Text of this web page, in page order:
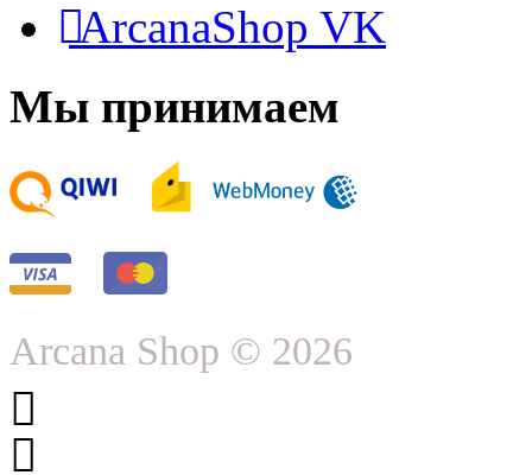
ArcanaShop VK
Мы принимаем
Arcana Shop © 2026